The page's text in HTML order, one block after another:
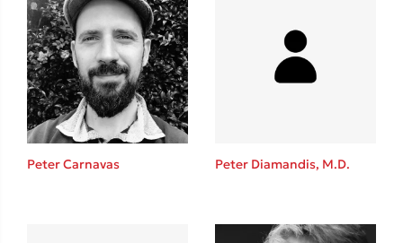
Mel Robbins
Peter Carnavas Peter Diamandis, M.D.